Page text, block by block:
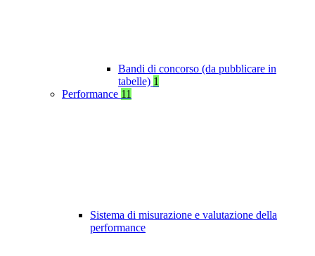
Bandi di concorso (da pubblicare in
tabelle) 1
Performance 11
Sistema di misurazione e valutazione della
performance